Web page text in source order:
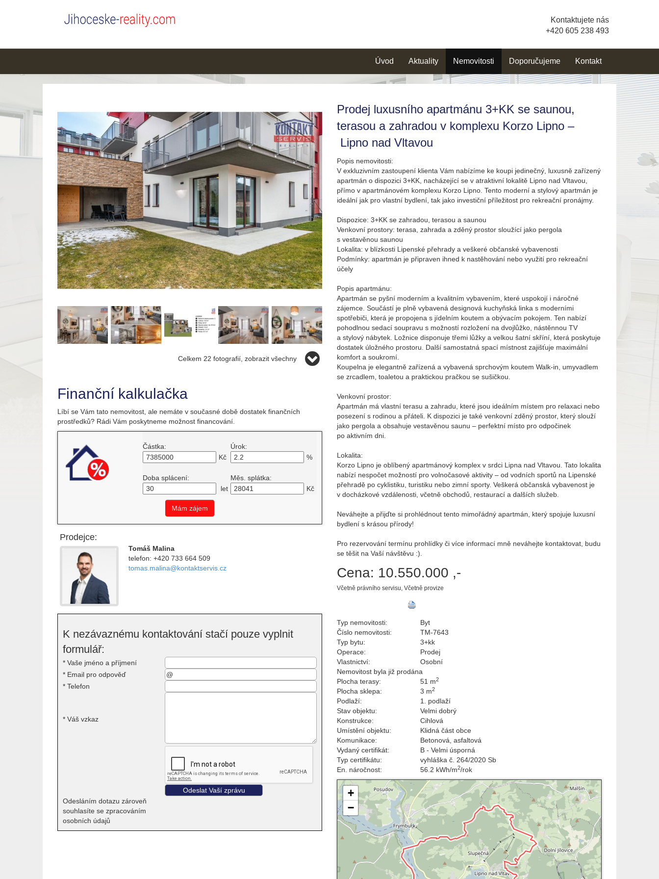
Kontaktujete nás
+420 605 238 493
Úvod Aktuality Nemovitosti Doporučujeme Kontakt
Celkem 22 fotografií, zobrazit všechny
Finanční kalkulačka
Líbí se Vám tato nemovitost, ale nemáte v současné době dostatek finančních
prostředků? Rádi Vám poskytneme možnost financování.
Částka:
Kč
Úrok:
%
Doba splácení:
let
Měs. splátka:
Kč
Mám zájem
Prodejce:
Tomáš Malina
telefon: +420 733 664 509
tomas.malina@kontaktservis.cz
K nezávaznému kontaktování stačí pouze vyplnit
formulář:
* Vaše jméno a příjmení
* Email pro odpověď
* Telefon
* Váš vzkaz
Odesláním dotazu zároveň
souhlasíte se zpracováním
osobních údajů
Prodej luxusního apartmánu 3+KK se saunou,
terasou a zahradou v komplexu Korzo Lipno –
Lipno nad Vltavou
Popis nemovitosti:
V exkluzivním zastoupení klienta Vám nabízíme ke koupi jedinečný, luxusně zařízený
apartmán o dispozici 3+KK, nacházející se v atraktivní lokalitě Lipno nad Vltavou,
přímo v apartmánovém komplexu Korzo Lipno. Tento moderní a stylový apartmán je
ideální jak pro vlastní bydlení, tak jako investiční příležitost pro rekreační pronájmy.
Dispozice: 3+KK se zahradou, terasou a saunou
Venkovní prostory: terasa, zahrada a zděný prostor sloužící jako pergola
s vestavěnou saunou
Lokalita: v blízkosti Lipenské přehrady a veškeré občanské vybavenosti
Podmínky: apartmán je připraven ihned k nastěhování nebo využití pro rekreační
účely
Popis apartmánu:
Apartmán se pyšní moderním a kvalitním vybavením, které uspokojí i náročné
zájemce. Součástí je plně vybavená designová kuchyňská linka s moderními
spotřebiči, která je propojena s jídelním koutem a obývacím pokojem. Ten nabízí
pohodlnou sedací soupravu s možností rozložení na dvojlůžko, nástěnnou TV
a stylový nábytek. Ložnice disponuje třemi lůžky a velkou šatní skříní, která poskytuje
dostatek úložného prostoru. Další samostatná spací místnost zajišťuje maximální
komfort a soukromí.
Koupelna je elegantně zařízená a vybavená sprchovým koutem Walk-in, umyvadlem
se zrcadlem, toaletou a praktickou pračkou se sušičkou.
Venkovní prostor:
Apartmán má vlastní terasu a zahradu, které jsou ideálním místem pro relaxaci nebo
posezení s rodinou a přáteli. K dispozici je také venkovní zděný prostor, který slouží
jako pergola a obsahuje vestavěnou saunu – perfektní místo pro odpočinek
po aktivním dni.
Lokalita:
Korzo Lipno je oblíbený apartmánový komplex v srdci Lipna nad Vltavou. Tato lokalita
nabízí nespočet možností pro volnočasové aktivity – od vodních sportů na Lipenské
přehradě po cyklistiku, turistiku nebo zimní sporty. Veškerá občanská vybavenost je
v docházkové vzdálenosti, včetně obchodů, restaurací a dalších služeb.
Neváhejte a přijďte si prohlédnout tento mimořádný apartmán, který spojuje luxusní
bydlení s krásou přírody!
Pro rezervování termínu prohlídky či více informací mně neváhejte kontaktovat, budu
se těšit na Vaší návštěvu :).
Cena: 10.550.000 ,-
Včetně právního servisu, Včetně provize
Typ nemovitosti:
Byt
Číslo nemovitosti:
TM-7643
Typ bytu:
3+kk
Operace:
Prodej
Vlastnictví:
Osobní
Nemovitost byla již prodána
Plocha terasy:
51 m2
Plocha sklepa: 3 m2
Podlaží:
1. podlaží
Stav objektu:
Velmi dobrý
Konstrukce:
Cihlová
Umístění objektu:
Klidná část obce
Komunikace:
Betonová asfaltová
Vydaný certifikát:
B - Velmi úsporná
Typ certifikátu:
vyhláška č. 264/2020 Sb
En. náročnost:
56.2 kWh/m2/rok
+
−